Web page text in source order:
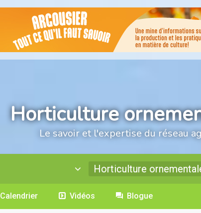
Horticulture
Le savoir et l'expertise du réseau
Horticulture
Calendrier Vidéos Blogue